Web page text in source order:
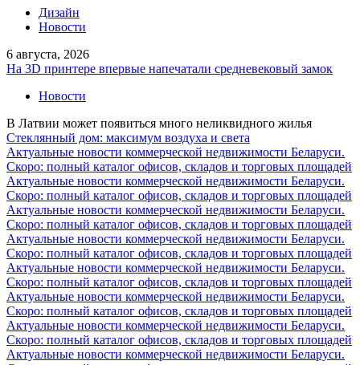
Дизайн
Новости
6 августа, 2026
На 3D принтере впервые напечатали средневековый замок
Новости
В Латвии может появиться много неликвидного жилья
Стеклянный дом: максимум воздуха и света
Актуальные новости коммерческой недвижимости Беларуси.
Скоро: полный каталог офисов, складов и торговых площадей
Актуальные новости коммерческой недвижимости Беларуси.
Скоро: полный каталог офисов, складов и торговых площадей
Актуальные новости коммерческой недвижимости Беларуси.
Скоро: полный каталог офисов, складов и торговых площадей
Актуальные новости коммерческой недвижимости Беларуси.
Скоро: полный каталог офисов, складов и торговых площадей
Актуальные новости коммерческой недвижимости Беларуси.
Скоро: полный каталог офисов, складов и торговых площадей
Актуальные новости коммерческой недвижимости Беларуси.
Скоро: полный каталог офисов, складов и торговых площадей
Актуальные новости коммерческой недвижимости Беларуси.
Скоро: полный каталог офисов, складов и торговых площадей
Актуальные новости коммерческой недвижимости Беларуси.